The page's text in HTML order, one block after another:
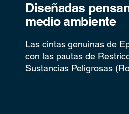
Diseñadas
medio ambiente
Las cintas genuinas de
con las pautas de
Sustancias Peligrosas